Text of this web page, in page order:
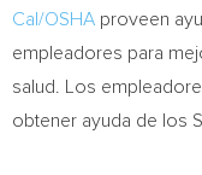
Cal /OSHA proveen
empleadores para
salud. Los
obtener ayuda de los